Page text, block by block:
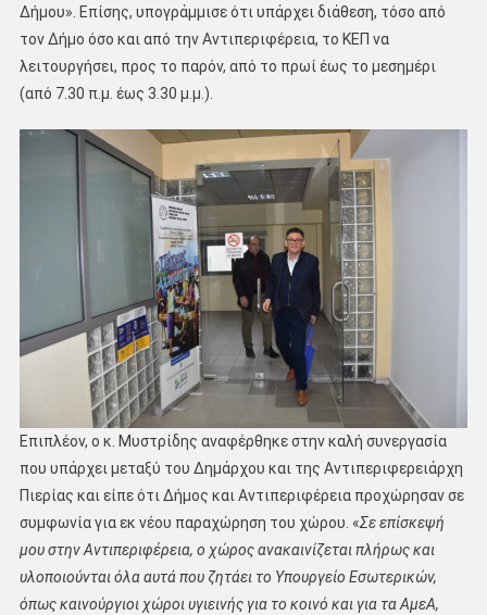
Δήμου». Επίσης, υπογράμμισε ότι υπάρχει διάθεση, τόσο από
τον Δήμο όσο και από την Αντιπεριφέρεια, το ΚΕΠ να
λειτουργήσει, προς το παρόν, από το πρωί έως το μεσημέρι
(από 7.30 π.μ. έως 3.30 μ.μ.).
Επιπλέον, ο κ. Μυστρίδης αναφέρθηκε στην καλή συνεργασία
που υπάρχει μεταξύ του Δημάρχου και της Αντιπεριφερειάρχη
Πιερίας και είπε ότι Δήμος και Αντιπεριφέρεια προχώρησαν σε
συμφωνία για εκ νέου παραχώρηση του χώρου. «Σε επίσκεψή
μου στην Αντιπεριφέρεια, ο χώρος ανακαινίζεται πλήρως και
υλοποιούνται όλα αυτά που ζητάει το Υπουργείο Εσωτερικών,
όπως καινούργιοι χώροι υγιεινής για το κοινό και για τα ΑμεΑ,